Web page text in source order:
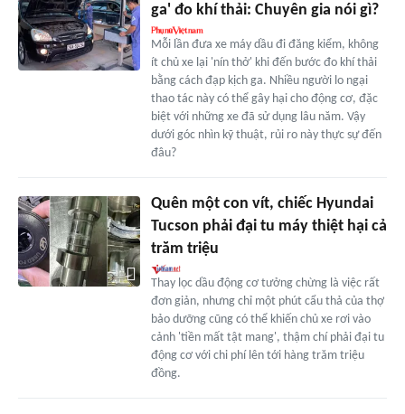
ga' đo khí thải: Chuyên gia nói gì?
Mỗi lần đưa xe máy dầu đi đăng kiểm, không
ít chủ xe lại 'nín thở' khi đến bước đo khí thải
bằng cách đạp kịch ga. Nhiều người lo ngại
thao tác này có thể gây hại cho động cơ, đặc
biệt với những xe đã sử dụng lâu năm. Vậy
dưới góc nhìn kỹ thuật, rủi ro này thực sự đến
đâu?
Quên một con vít, chiếc Hyundai
Tucson phải đại tu máy thiệt hại cả
trăm triệu
Thay lọc dầu động cơ tưởng chừng là việc rất
đơn giản, nhưng chỉ một phút cẩu thả của thợ
bảo dưỡng cũng có thể khiến chủ xe rơi vào
cảnh 'tiền mất tật mang', thậm chí phải đại tu
động cơ với chi phí lên tới hàng trăm triệu
đồng.